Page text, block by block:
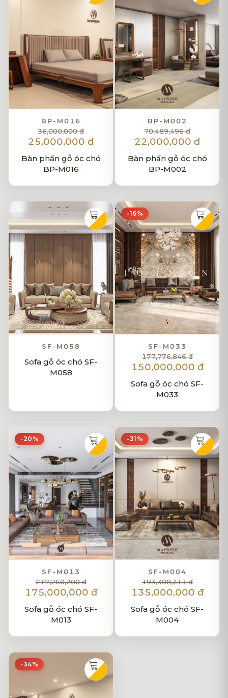
BP-M016
36,000,000 đ
25,000,000 đ
Bàn phấn gỗ óc chó
BP-M016
BP-M002
70,489,496 đ
22,000,000 đ
Bàn phấn gỗ óc chó
BP-M002
SF-M058
Sofa gỗ óc chó SF-
M058
-16%
SF-M033
177,776,846 đ
150,000,000 đ
Sofa gỗ óc chó SF-
M033
-20%
SF-M013
217,260,200 đ
175,000,000 đ
Sofa gỗ óc chó SF-
M013
-31%
SF-M004
193,308,311 đ
135,000,000 đ
Sofa gỗ óc chó SF-
M004
-34%